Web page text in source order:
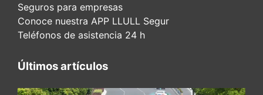
Seguros para empresas
Conoce nuestra APP LLULL Segur
Teléfonos de asistencia 24 h
Últimos artículos